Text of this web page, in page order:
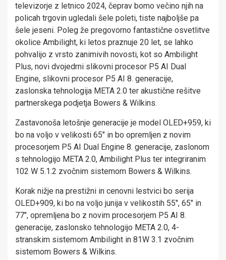
televizorje z letnico 2024, čeprav bomo večino njih na
policah trgovin ugledali šele poleti, tiste najboljše pa
šele jeseni. Poleg že pregovorno fantastične osvetlitve
okolice Ambilight, ki letos praznuje 20 let, se lahko
pohvalijo z vrsto zanimivih novosti, kot so Ambilight
Plus, novi dvojedrni slikovni procesor P5 AI Dual
Engine, slikovni procesor P5 AI 8. generacije,
zaslonska tehnologija META 2.0 ter akustične rešitve
partnerskega podjetja Bowers & Wilkins.
Zastavonoša letošnje generacije je model OLED+959, ki
bo na voljo v velikosti 65″ in bo opremljen z novim
procesorjem P5 AI Dual Engine 8. generacije, zaslonom
s tehnologijo META 2.0, Ambilight Plus ter integriranim
102 W 5.1.2 zvočnim sistemom Bowers & Wilkins.
Korak nižje na prestižni in cenovni lestvici bo serija
OLED+909, ki bo na voljo junija v velikostih 55″, 65″ in
77″, opremljena bo z novim procesorjem P5 AI 8.
generacije, zaslonsko tehnologijo META 2.0, 4-
stranskim sistemom Ambilight in 81W 3.1 zvočnim
sistemom Bowers & Wilkins.